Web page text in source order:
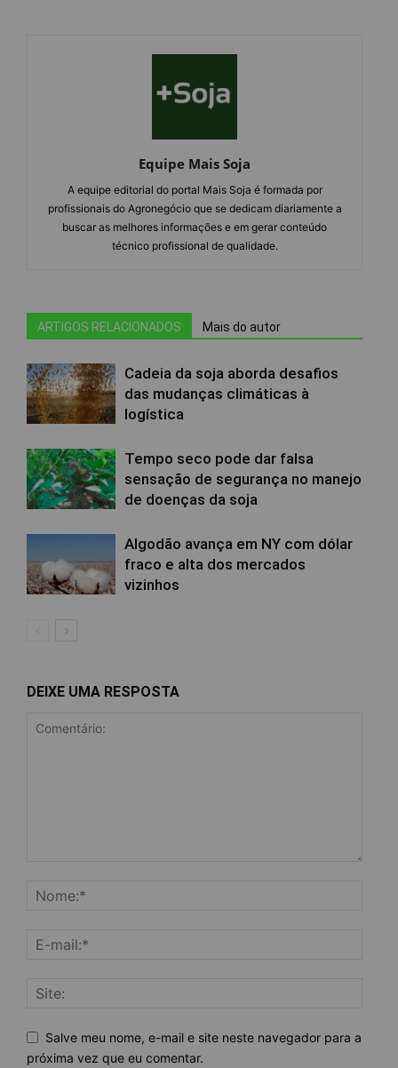
Equipe Mais Soja
A equipe editorial do portal Mais Soja é formada por
profissionais do Agronegócio que se dedicam diariamente a
buscar as melhores informações e em gerar conteúdo
técnico profissional de qualidade.
ARTIGOS RELACIONADOS Mais do autor
Cadeia da soja aborda desafios
das mudanças climáticas à
logística
Tempo seco pode dar falsa
sensação de segurança no manejo
de doenças da soja
Algodão avança em NY com dólar
fraco e alta dos mercados
vizinhos
DEIXE UMA RESPOSTA
Salve meu nome, e-mail e site neste navegador para a
próxima vez que eu comentar.